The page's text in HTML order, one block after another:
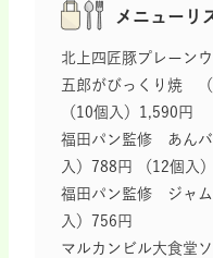
メニューリ
北上四匠豚プレーン
五郎がびっくり焼
（10個入）1,590円
福田パン監修 あん
入）788円 （12個入
福田パン監修 ジャ
入）756円
マルカンビル大食堂